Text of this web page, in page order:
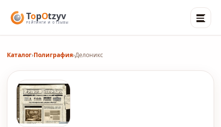
Каталог›Полиграфия›Делоникс